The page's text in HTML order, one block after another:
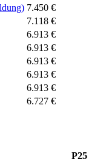
7.450 €
7.118 €
6.913 €
6.913 €
6.913 €
6.913 €
6.913 €
6.727 €
P25